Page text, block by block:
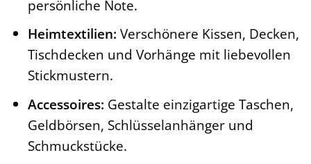
persönliche Note.
Heimtextilien: Verschönere Kissen, Decken,
Tischdecken und Vorhänge mit liebevollen
Stickmustern.
Accessoires: Gestalte einzigartige Taschen,
Geldbörsen, Schlüsselanhänger und
Schmuckstücke.